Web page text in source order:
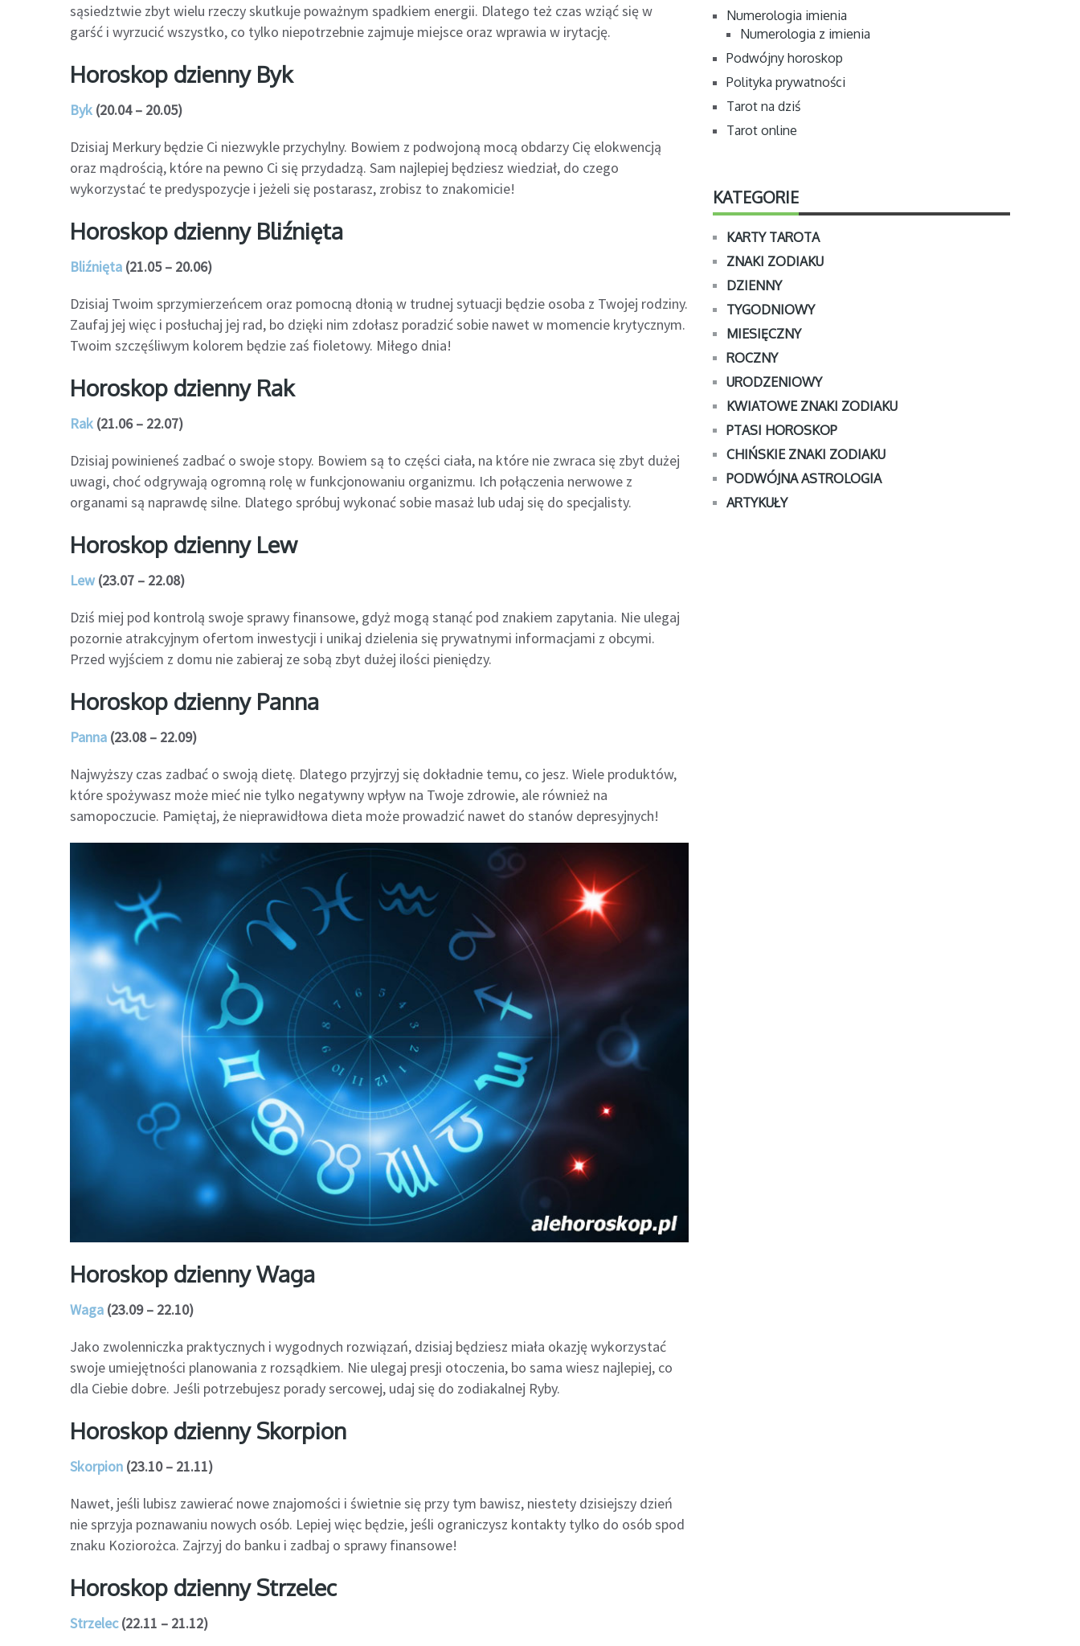
sąsiedztwie zbyt wielu rzeczy skutkuje poważnym spadkiem energii. Dlatego też czas wziąć się w
garść i wyrzucić wszystko, co tylko niepotrzebnie zajmuje miejsce oraz wprawia w irytację.
Horoskop dzienny Byk
Byk (20.04 – 20.05)
Dzisiaj Merkury będzie Ci niezwykle przychylny. Bowiem z podwojoną mocą obdarzy Cię elokwencją
oraz mądrością, które na pewno Ci się przydadzą. Sam najlepiej będziesz wiedział, do czego
wykorzystać te predyspozycje i jeżeli się postarasz, zrobisz to znakomicie!
Horoskop dzienny Bliźnięta
Bliźnięta (21.05 – 20.06)
Dzisiaj Twoim sprzymierzeńcem oraz pomocną dłonią w trudnej sytuacji będzie osoba z Twojej rodziny.
Zaufaj jej więc i posłuchaj jej rad, bo dzięki nim zdołasz poradzić sobie nawet w momencie krytycznym.
Twoim szczęśliwym kolorem będzie zaś fioletowy. Miłego dnia!
Horoskop dzienny Rak
Rak (21.06 – 22.07)
Dzisiaj powinieneś zadbać o swoje stopy. Bowiem są to części ciała, na które nie zwraca się zbyt dużej
uwagi, choć odgrywają ogromną rolę w funkcjonowaniu organizmu. Ich połączenia nerwowe z
organami są naprawdę silne. Dlatego spróbuj wykonać sobie masaż lub udaj się do specjalisty.
Horoskop dzienny Lew
Lew (23.07 – 22.08)
Dziś miej pod kontrolą swoje sprawy finansowe, gdyż mogą stanąć pod znakiem zapytania. Nie ulegaj
pozornie atrakcyjnym ofertom inwestycji i unikaj dzielenia się prywatnymi informacjami z obcymi.
Przed wyjściem z domu nie zabieraj ze sobą zbyt dużej ilości pieniędzy.
Horoskop dzienny Panna
Panna (23.08 – 22.09)
Najwyższy czas zadbać o swoją dietę. Dlatego przyjrzyj się dokładnie temu, co jesz. Wiele produktów,
które spożywasz może mieć nie tylko negatywny wpływ na Twoje zdrowie, ale również na
samopoczucie. Pamiętaj, że nieprawidłowa dieta może prowadzić nawet do stanów depresyjnych!
Horoskop dzienny Waga
Waga (23.09 – 22.10)
Jako zwolenniczka praktycznych i wygodnych rozwiązań, dzisiaj będziesz miała okazję wykorzystać
swoje umiejętności planowania z rozsądkiem. Nie ulegaj presji otoczenia, bo sama wiesz najlepiej, co
dla Ciebie dobre. Jeśli potrzebujesz porady sercowej, udaj się do zodiakalnej Ryby.
Horoskop dzienny Skorpion
Skorpion (23.10 – 21.11)
Nawet, jeśli lubisz zawierać nowe znajomości i świetnie się przy tym bawisz, niestety dzisiejszy dzień
nie sprzyja poznawaniu nowych osób. Lepiej więc będzie, jeśli ograniczysz kontakty tylko do osób spod
znaku Koziorożca. Zajrzyj do banku i zadbaj o sprawy finansowe!
Horoskop dzienny Strzelec
Strzelec(22.11 – 21.12)
Numerologia imienia
Numerologia z imienia
Podwójny horoskop
Polityka prywatności
Tarot na dziś
Tarot online
KATEGORIE
KARTY TAROTA
ZNAKI ZODIAKU
DZIENNY
TYGODNIOWY
MIESIĘCZNY
ROCZNY
URODZENIOWY
KWIATOWE ZNAKI ZODIAKU
PTASI HOROSKOP
CHIŃSKIE ZNAKI ZODIAKU
PODWÓJNA ASTROLOGIA
ARTYKUŁY